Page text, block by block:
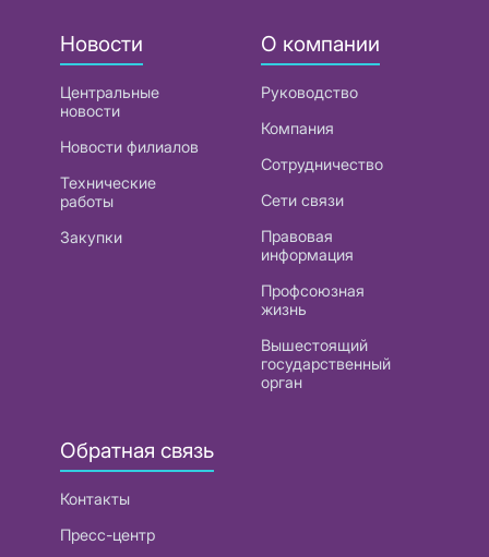
Новости
Центральные
новости
Новости филиалов
Технические
работы
Закупки
О компании
Руководство
Компания
Сотрудничество
Сети связи
Правовая
информация
Профсоюзная
жизнь
Вышестоящий
государственный
орган
Обратная связь
Контакты
Пресс-центр